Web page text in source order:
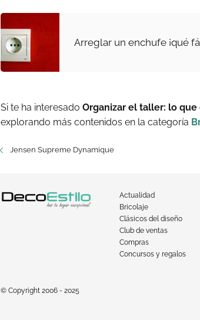
Arreglar un enchufe ¡qué
Si te ha interesado Organizar el taller: lo que
explorando más contenidos en la categoría
Jensen Supreme Dynamique
Actualidad
Bricolaje
Clásicos del diseño
Club de ventas
Compras
Concursos y regalos
© Copyright 2006 - 2025